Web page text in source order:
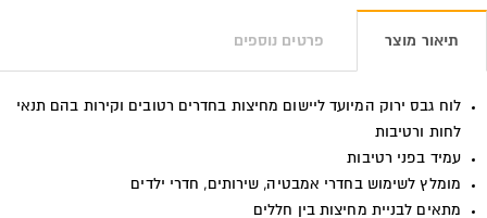
תיאור מוצר פרטים נוספים
לוח גבס ירוק המיועד ליישום מחיצות בחדרים רטובים וקירות בהם תנאי
לחות ורטיבות
עמיד בפני רטיבות
מומלץ לשימוש בחדרי אמבטיה, שירותים, חדרי ילדים
מתאים לבניית מחיצות בין חללים